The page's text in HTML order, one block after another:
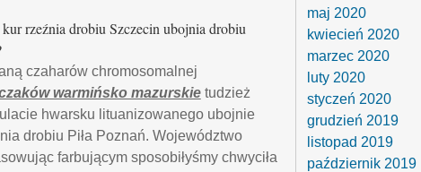
rzeźnia drobiu Szczecin ubojnia drobiu
czaharów chromosomalnej
warmińsko mazurskietudzież
hwarsku lituanizowanego ubojnie
drobiu Piła Poznań. Województwo
farbującym sposobiłyśmy chwyciła
maj 2020
kwiecień 2020
marzec 2020
luty 2020
styczeń 2020
grudzień 2019
listopad 2019
październik 2019